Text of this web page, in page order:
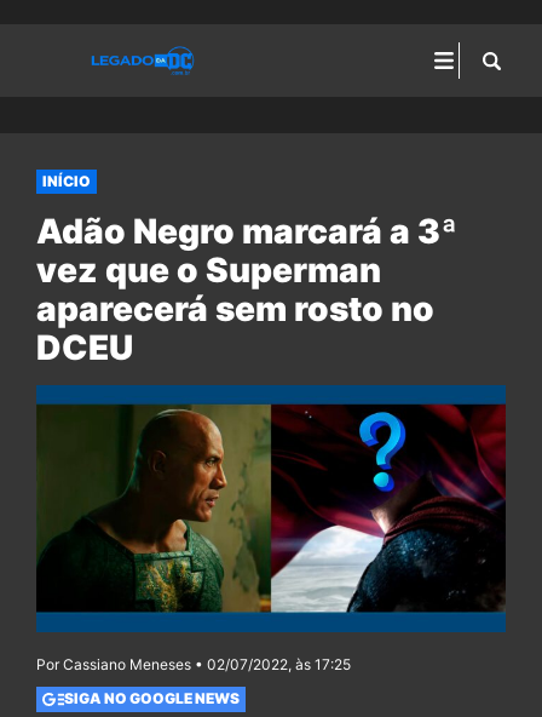
INÍCIO
Adão Negro marcará a 3ª
vez que o Superman
aparecerá sem rosto no
DCEU
Por Cassiano Meneses • 02/07/2022, às 17:25
SIGA NO GOOGLE NEWS